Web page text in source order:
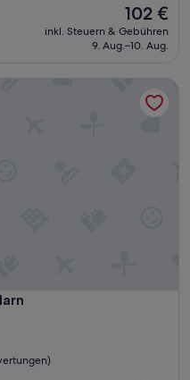
Der
Preis
beträgt
102 €
inkl. Steuern & Gebühren
9. Aug.–10. Aug.